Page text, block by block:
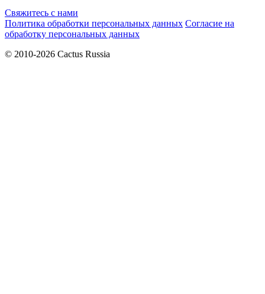
Свяжитесь с нами
Политика обработки персональных данных Согласие на
обработку персональных данных
© 2010-2026 Cactus Russia